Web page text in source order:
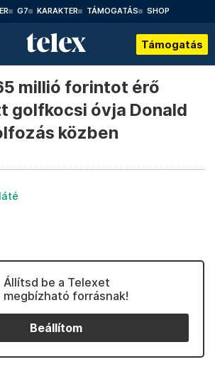
G7 KARAKTER TÁMOGATÁS SHOP
Támogatás
millió forintot érő
golfkocsi óvja Donald
közben
Állítsd be a Telexet
megbízható forrásnak!
Beállítom